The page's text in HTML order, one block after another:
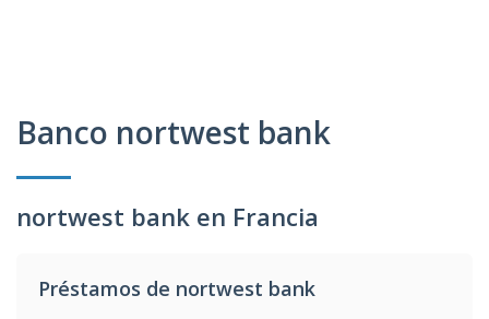
Banco nortwest bank
nortwest bank en Francia
Préstamos de nortwest bank